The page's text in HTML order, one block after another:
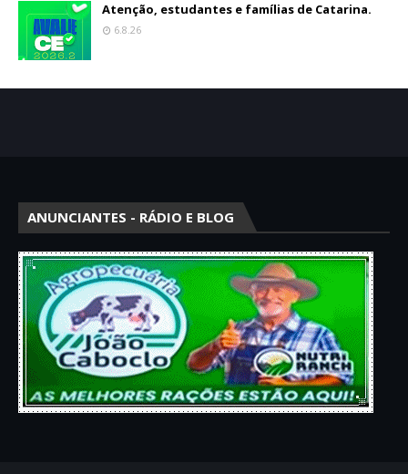
Atenção, estudantes e famílias de Catarina.
6.8.26
ANUNCIANTES - RÁDIO E BLOG